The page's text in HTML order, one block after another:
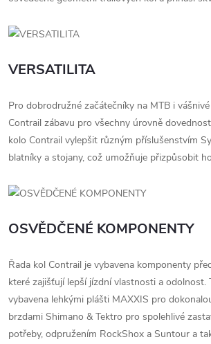
VERSATILITA
Pro dobrodružné začátečníky na MTB i
Contrail zábavu pro všechny úrovně
kolo Contrail vylepšit různým příslušenstvím
blatníky a stojany, což umožňuje přizpůsobit
OSVĚDČENÉ KOMPONENTY
Řada kol Contrail je vybavena komponenty
které zajišťují lepší jízdní vlastnosti a odolnost.
vybavena lehkými plášti MAXXIS pro
brzdami Shimano & Tektro pro spolehlivé
potřeby, odpružením RockShox a Suntour a